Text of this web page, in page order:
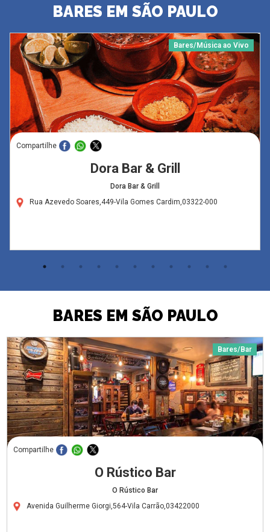
BARES EM SÃO PAULO
Bares/Música ao Vivo
Compartilhe
Dora Bar & Grill
Dora Bar & Grill
Rua Azevedo Soares,449-Vila Gomes Cardim,03322-000
BARES EM SÃO PAULO
Bares/Bar
Compartilhe
O Rústico Bar
O Rústico Bar
Avenida Guilherme Giorgi,564-Vila Carrão,03422000